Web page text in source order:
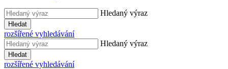
Hledaný výraz
Hledat
rozšířené vyhledávání
Hledaný výraz
Hledat
rozšířené vyhledávání